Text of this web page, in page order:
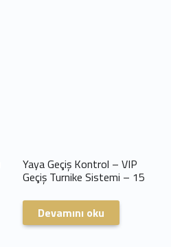
Yaya Geçiş Kontrol – VIP
Geçiş Turnike Sistemi – 15
Devamını oku